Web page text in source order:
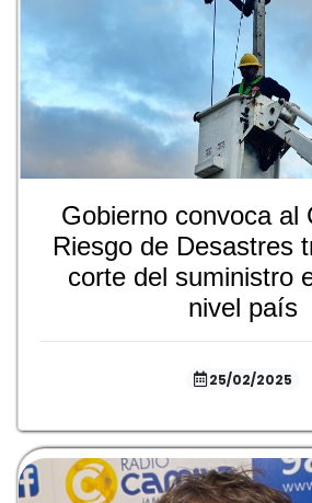
Gobierno convoca al
Riesgo de Desastres
corte del suministro
nivel país
25/02/2025